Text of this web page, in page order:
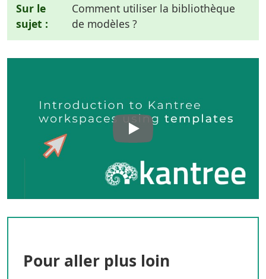
Sur le
sujet :
Comment utiliser la bibliothèque
de modèles ?
Pour aller plus loin